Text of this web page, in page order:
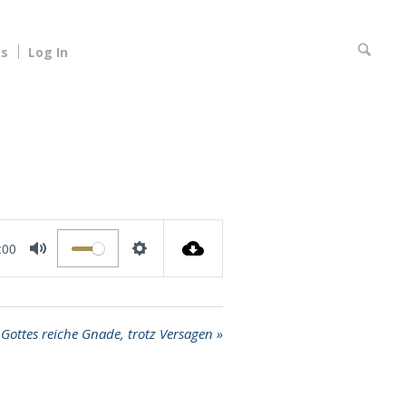
Log In
MUTE
Gottes reiche Gnade, trotz Versagen »